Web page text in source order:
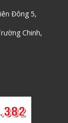
Đông 5,
Chinh,